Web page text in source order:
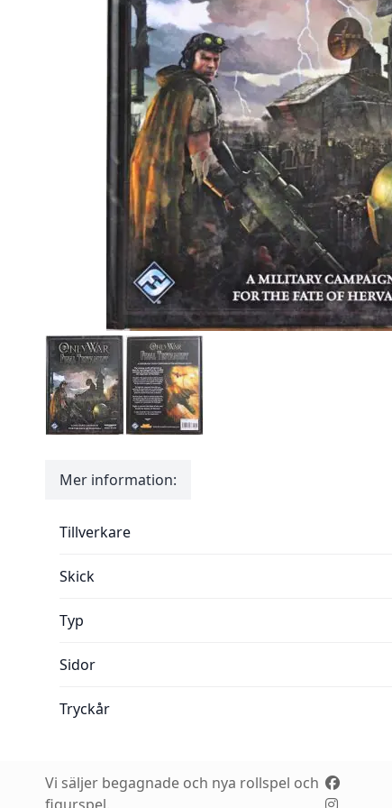
Mer information:
Tillverkare
Skick
Typ
Sidor
Tryckår
Vi säljer begagnade och nya rollspel och